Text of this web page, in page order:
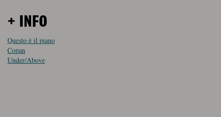
+ INFO
Questo è il piano
Copan
Under/Above